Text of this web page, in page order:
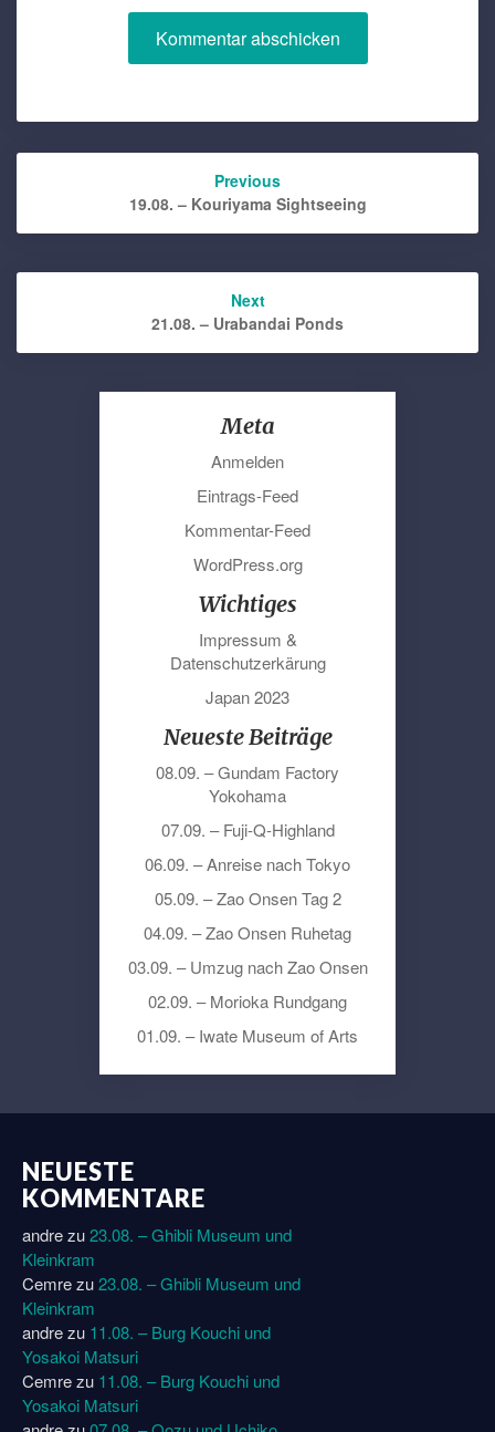
Post
Previous
19.08. – Kouriyama Sightseeing
Next
21.08. – Urabandai Ponds
Meta
Anmelden
Eintrags-Feed
Kommentar-Feed
WordPress.org
Wichtiges
Impressum &
Datenschutzerkärung
Japan 2023
Neueste Beiträge
08.09. – Gundam Factory
Yokohama
07.09. – Fuji-Q-Highland
06.09. – Anreise nach Tokyo
05.09. – Zao Onsen Tag 2
04.09. – Zao Onsen Ruhetag
03.09. – Umzug nach Zao Onsen
02.09. – Morioka Rundgang
01.09. – Iwate Museum of Arts
NEUESTE
KOMMENTARE
andrezu23.08. – Ghibli Museum und
Kleinkram
Cemrezu23.08. – Ghibli Museum und
Kleinkram
andrezu 11.08. – Burg Kouchi und
Yosakoi Matsuri
Cemrezu 11.08. – Burg Kouchi und
Yosakoi Matsuri